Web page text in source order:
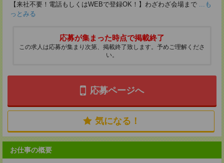
【来社不要！電話もしくはWEBで登録OK！】わざわざ会場まで ...も
っとみる
応募が集まった時点で掲載終了
この求人は応募が集まり次第、掲載終了致します。予めご理解くださ
い。
応募ページへ
気になる！
お仕事の概要